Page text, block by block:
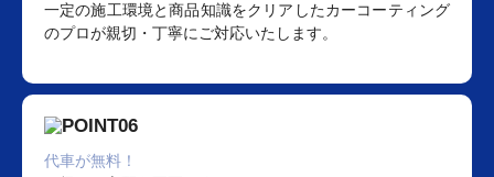
一定の施工環境と商品知識をクリアしたカーコーティング
のプロが親切・丁寧にご対応いたします。
代車が無料！